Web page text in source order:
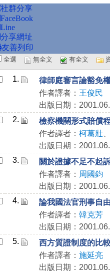
社群分享
FaceBook
Line
分享網址
友善列印
全選 無全文 有全文
1.
律師庭審言論豁免
作者譯者： 王俊民
出版日期：
2.
檢察機關形式賠償
作者譯者： 柯葛壯
出版日期：
3.
關於證據不足不起
作者譯者： 周國鈞
出版日期：
4.
論我國法官刑事自
作者譯者： 韓克芳
出版日期：
5.
西方質證制度的比
作者譯者： 施延亮
出版日期：